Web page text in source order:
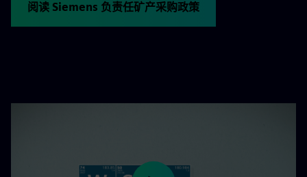
阅读 Siemens 负责任矿产采购政策